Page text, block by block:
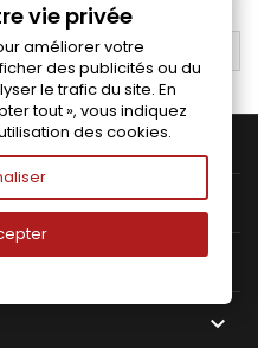
RETOUR EN HAUT



vie privée
améliorer votre
des publicités ou du
le trafic du site. En
tout », vous indiquez
des cookies.